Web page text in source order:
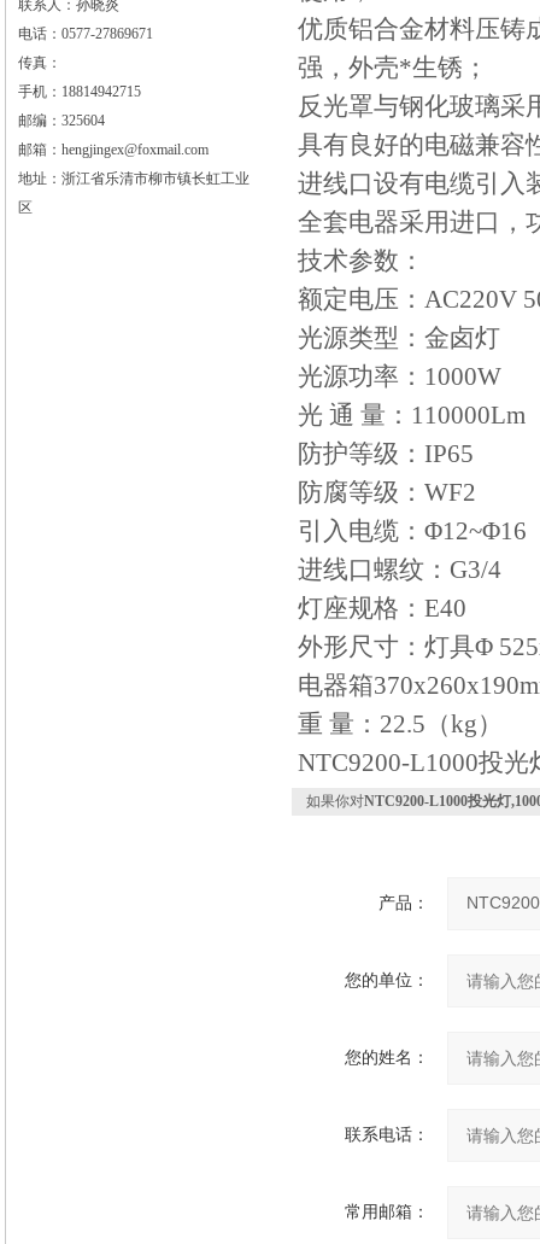
联系人：孙晓炎
电话：0577-27869671
传真：
手机：18814942715
邮编：325604
邮箱：hengjingex@foxmail.com
地址：浙江省乐清市柳市镇长虹工业
区
优质铝合金材料压铸
强，外壳*生锈；
反光罩与钢化玻璃采
具有良好的电磁兼容
进线口设有电缆引入
全套电器采用进口，
技术参数：
额定电压：AC220V
光源类型：金卤灯
光源功率：1000W
光 通 量：110000Lm
防护等级：IP65
防腐等级：WF2
引入电缆：Φ12~Φ16
进线口螺纹：G3/4
灯座规格：E40
外形尺寸：灯具Φ
电器箱
重 量：22.5（kg）
NTC9200-L1000投光
如果你对NTC9200-L1000投光灯
产品：
您的单位：
您的姓名：
联系电话：
常用邮箱：